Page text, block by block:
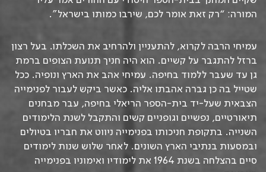
המורה: “רק זאת אומר לכם, שירבו כמותו בישראל”.
עמיחי הרבה לקרוא, להתעניין ולהרחיב את השכלתו. בעל רצון
ברזל להתגבר על קשיים. הוא היה חניך תנועת הצופים ברמת
גן עד שעבר ללמוד בחיפה. עמיחי אהב את הארץ ונופיה. ככל
שטייל בה כן גברה אהבתו אליה. כאשר ביקש לעבור לפנימייה
הצבאית שעל-יד בית-הספר הריאלי בחיפה, עבר מבחנים
תיאורטיים, נפשיים וגופניים קשים והתקבל לשנת הלימודים
השנייה. בתקופת חניכותו בפנימייה ניווט את חבריו בטיולים
ובמסעות בנתיבי הארץ השונים. לאחר שלוש שנות לימודים
סיים בהצלחה בשנת 1964 את לימודיו ואימוניו בפנימייה